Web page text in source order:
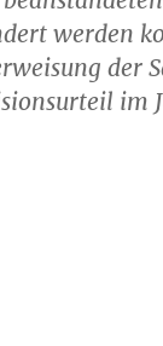
werden
der
im